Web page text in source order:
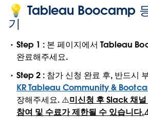
💡 Tableau Boocamp
기
Step 1 : 본 페이지에서 Tableau
완료해주세요.
Step 2 : 참가 신청 완료 후, 반드시
KR Tableau Community &
장해주세요. ⚠️미신청 후 Slack 채
참여 및 수료가 제한될 수 있습니다.